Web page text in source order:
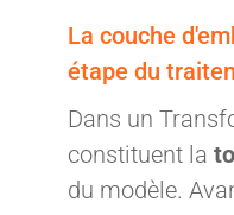
La couche
étape du
Dans un
constituent la
du modèle.